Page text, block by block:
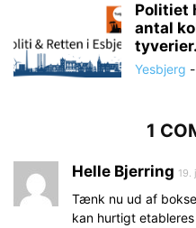
Politiet
antal
Yesbjerg -
1
Helle Bjerring 19.
Tænk nu ud af
kan hurtigt